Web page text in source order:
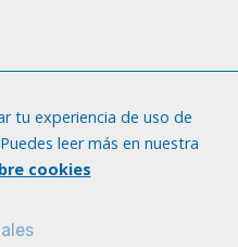
tu experiencia de uso de
leer más en nuestra
cookies